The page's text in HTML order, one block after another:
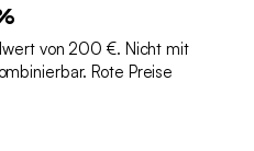
von 200 €. Nicht mit
Rote Preise